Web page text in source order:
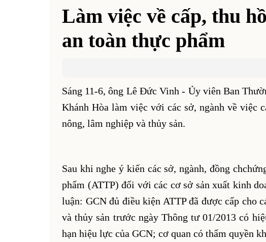
Làm việc về cấp, thu
an toàn thực phẩm
Sáng 11-6, ông Lê Đức Vinh - Ủy viên Ban
Khánh Hòa làm việc với các sở, ngành về việc
nông, lâm nghiệp và thủy sản.
Sau khi nghe ý kiến các sở, ngành, đồng
phẩm (ATTP) đối với các cơ sở sản xuất kinh
luận: GCN đủ điều kiện ATTP đã được cấp cho
và thủy sản trước ngày Thông tư 01/2013 có
hạn hiệu lực của GCN; cơ quan có thẩm quyền